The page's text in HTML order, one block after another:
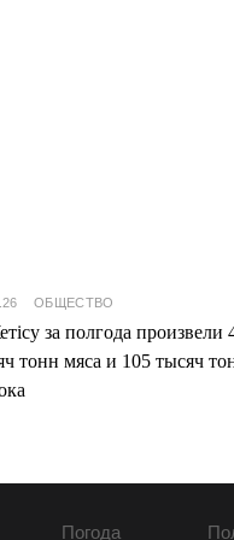
ОБЩЕСТВО
за полгода произвели
тонн мяса и 105 тысяч
Погода